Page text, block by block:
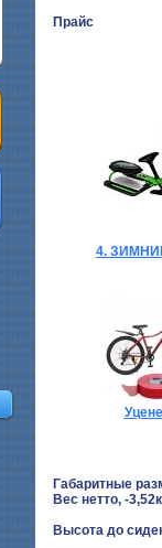
Прайс
4.
Габаритные
Вес нетто, -
Высота до